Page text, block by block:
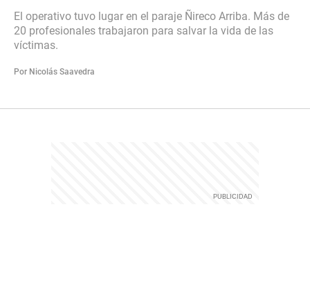
El operativo tuvo lugar en el paraje Ñireco Arriba. Más de
20 profesionales trabajaron para salvar la vida de las
víctimas.
Por Nicolás Saavedra